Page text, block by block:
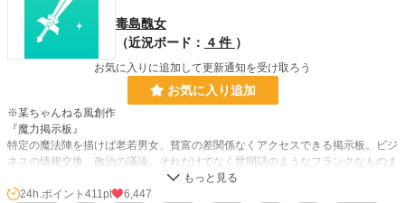
毒島醜女
（近況ボード： 4 件 ）
お気に入りに追加して更新通知を受け取ろう
お気に入り追加
※某ちゃんねる風創作
『魔力掲示板』
特定の魔法陣を描けば老若男女、貧富の差関係なくアクセスできる掲示板。ビジ
ネスの情報交換、政治の議論、それだけでなく世間話のようなフランクなものま
平民レベルの微力な魔力でも打ち込めるものから、貴族クラスの魔力を有するも
24h.ポイント 411pt
6,447